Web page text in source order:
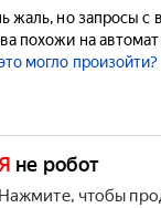
жаль, но запросы с
похожи на
могло произойти?
Я не робот
Нажмите, чтобы